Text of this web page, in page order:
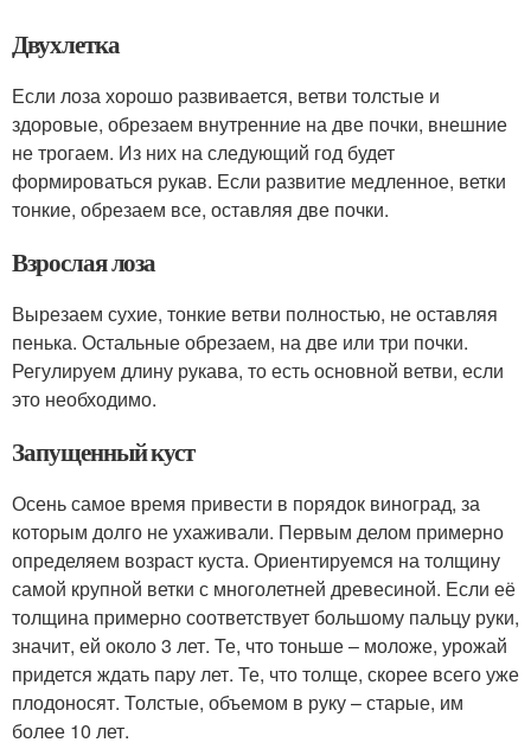
Двухлетка
Если лоза хорошо развивается, ветви толстые и
здоровые, обрезаем внутренние на две почки, внешние
не трогаем. Из них на следующий год будет
формироваться рукав. Если развитие медленное, ветки
тонкие, обрезаем все, оставляя две почки.
Взрослая лоза
Вырезаем сухие, тонкие ветви полностью, не оставляя
пенька. Остальные обрезаем, на две или три почки.
Регулируем длину рукава, то есть основной ветви, если
это необходимо.
Запущенный куст
Осень самое время привести в порядок виноград, за
которым долго не ухаживали. Первым делом примерно
определяем возраст куста. Ориентируемся на толщину
самой крупной ветки с многолетней древесиной. Если её
толщина примерно соответствует большому пальцу руки,
значит, ей около 3 лет. Те, что тоньше – моложе, урожай
придется ждать пару лет. Те, что толще, скорее всего уже
плодоносят. Толстые, объемом в руку – старые, им
более 10 лет.